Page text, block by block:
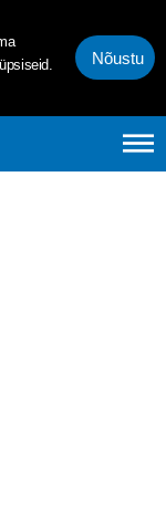
Nõustu